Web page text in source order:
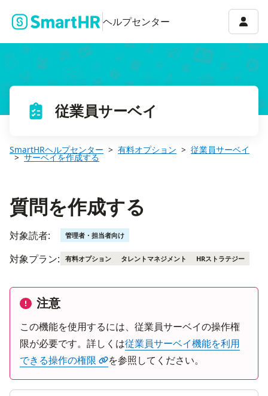
ヘルプセンター アカ
従業員サーベイ
SmartHRヘルプセンター 有料オプション 従業員サーベイ
サーベイを作成する
質問を作成する
対象読者: 管理者・担当者向け
対象プラン: 有料オプション タレントマネジメント HRストラテジー
注意
この機能を使用するには、従業員サーベイの操作権
限が必要です。詳しくは従業員サーベイ機能を利用
できる操作の権限
を参照してください。